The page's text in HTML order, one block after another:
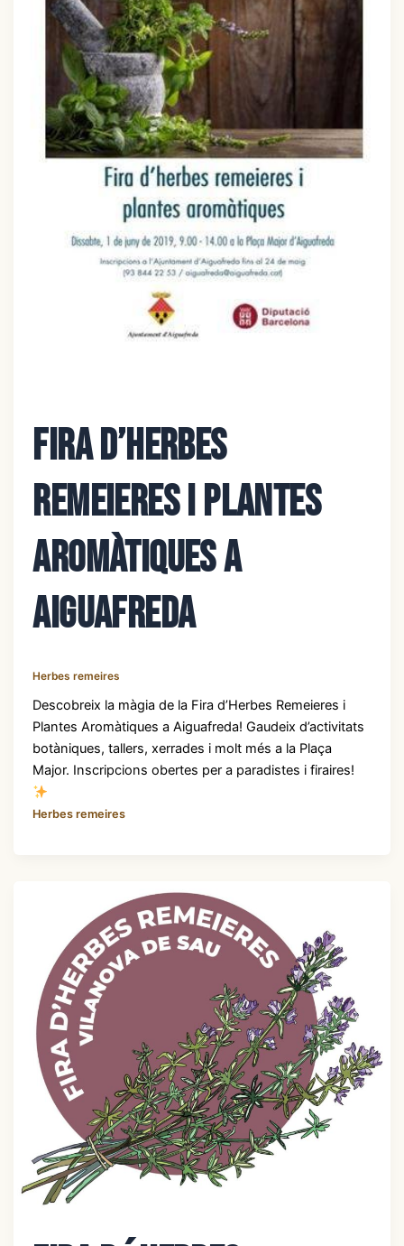
Fira d’herbes
remeieres i plantes
aromàtiques a
Aiguafreda
Herbes remeires
Descobreix la màgia de la Fira d’Herbes Remeieres i
Plantes Aromàtiques a Aiguafreda! Gaudeix d’activitats
botàniques, tallers, xerrades i molt més a la Plaça
Major. Inscripcions obertes per a paradistes i firaires!
Herbes remeires